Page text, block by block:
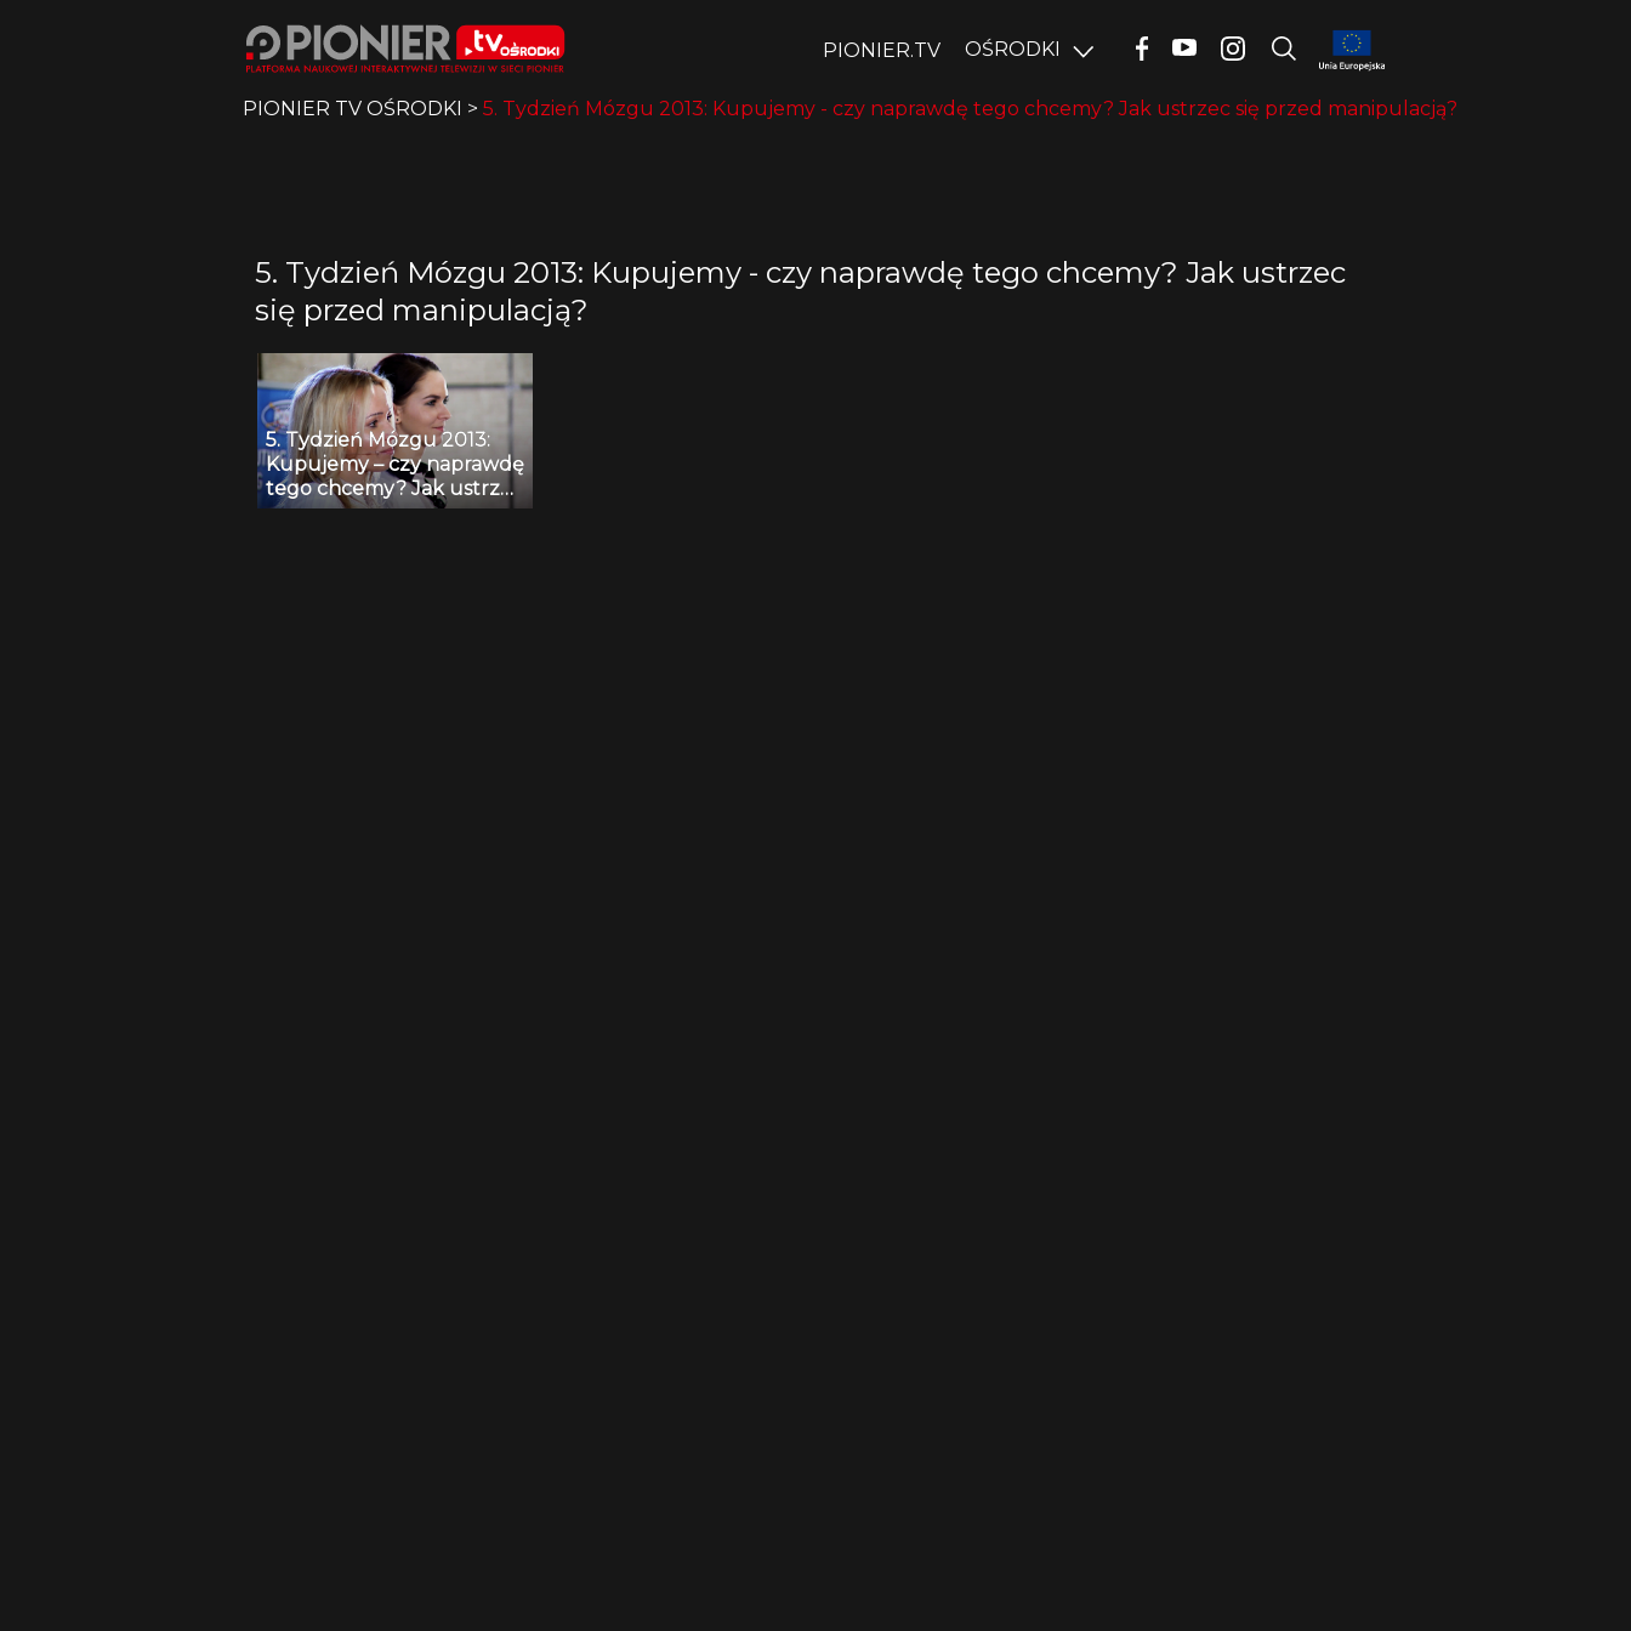
PIONIER.TV OŚRODKI
PIONIER TV OŚRODKI > 5. Tydzień Mózgu 2013: Kupujemy - czy naprawdę tego chcemy? Jak ustrzec się przed manipulacją?
5. Tydzień Mózgu 2013: Kupujemy - czy naprawdę tego chcemy? Jak ustrzec
się przed manipulacją?
5. Tydzień Mózgu 2013:
Kupujemy – czy naprawdę
tego chcemy? Jak ustrzec
się przed manipulacją?